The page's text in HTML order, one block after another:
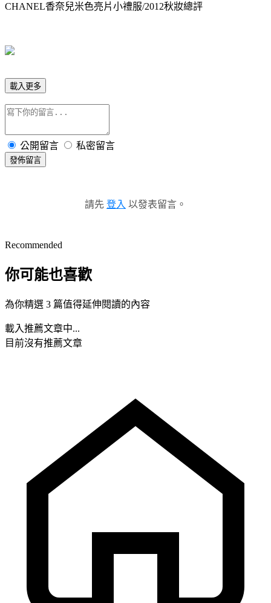
CHANEL香奈兒米色亮片小禮服/2012秋妝總評
載入更多
公開留言 私密留言
發佈留言
請先 登入 以發表留言。
Recommended
你可能也喜歡
為你精選 3 篇值得延伸閱讀的內容
載入推薦文章中...
目前沒有推薦文章